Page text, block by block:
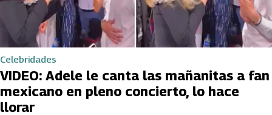
Celebridades
VIDEO: Adele le canta las mañanitas a fan
mexicano en pleno concierto, lo hace
llorar